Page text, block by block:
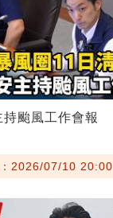
颱風工作會報
2026/07/10 20:00